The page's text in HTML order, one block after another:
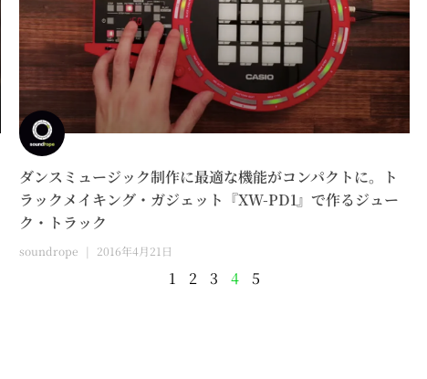
ダンスミュージック制作に最適な機能がコンパクトに。ト
ラックメイキング・ガジェット『XW-PD1』で作るジュー
ク・トラック
soundrope 2016年4月21日
1 2 3 4 5